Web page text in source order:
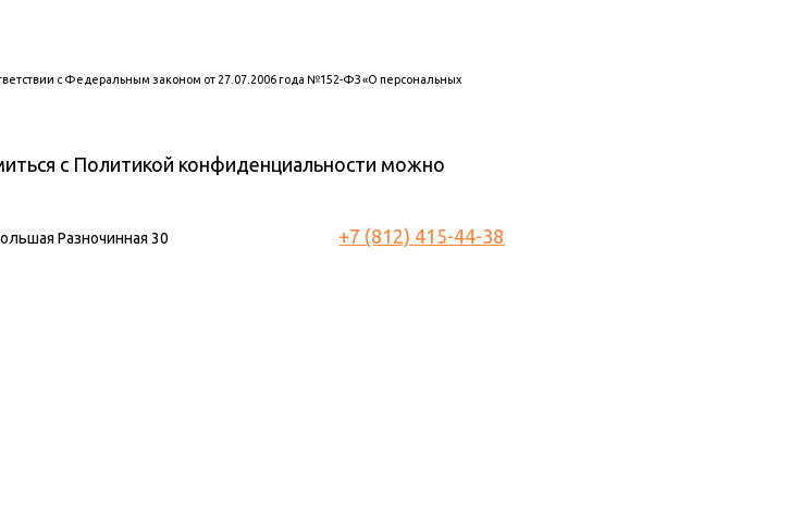
с Федеральным законом от 27.07.2006 года №152-ФЗ «О персональных
с Политикой конфиденциальности можно
+7 (812) 415-44-38
Разночинная 30